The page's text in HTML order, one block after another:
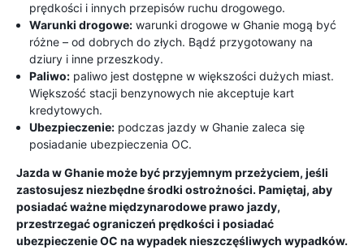
prędkości i innych przepisów ruchu drogowego.
Warunki drogowe: warunki drogowe w Ghanie mogą być
różne – od dobrych do złych. Bądź przygotowany na
dziury i inne przeszkody.
Paliwo: paliwo jest dostępne w większości dużych miast.
Większość stacji benzynowych nie akceptuje kart
kredytowych.
Ubezpieczenie: podczas jazdy w Ghanie zaleca się
posiadanie ubezpieczenia OC.
Jazda w Ghanie może być przyjemnym przeżyciem, jeśli
zastosujesz niezbędne środki ostrożności. Pamiętaj, aby
posiadać ważne międzynarodowe prawo jazdy,
przestrzegać ograniczeń prędkości i posiadać
ubezpieczenie OC na wypadek nieszczęśliwych wypadków.